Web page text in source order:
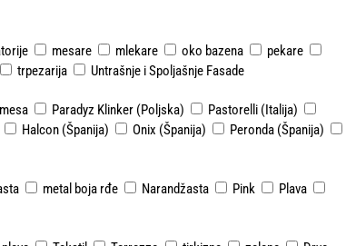
mesare mlekare oko bazena
pekare
trpezarija
Untrašnje i Spoljašnje Fasade
Paradyz Klinker (Poljska)
Pastorelli (Italija)
Halcon (Španija) Onix (Španija)
Peronda (Španija)
metal boja rđe Narandžasta Pink
Plava